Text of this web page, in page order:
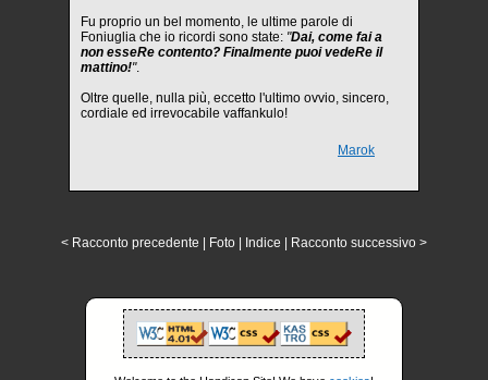
Fu proprio un bel momento, le ultime parole di
Foniuglia che io ricordi sono state: "Dai, come fai a
non esseRe contento? Finalmente puoi vedeRe il
mattino!".
Oltre quelle, nulla più, eccetto l'ultimo ovvio, sincero,
cordiale ed irrevocabile vaffankulo!
Marok
< Racconto precedente | Foto | Indice | Racconto successivo >